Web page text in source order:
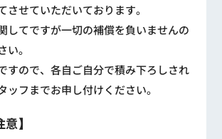
させていただいております。
してですが一切の補償を負いませんの
い。
すので、各自ご自分で積み下ろしされ
ッフまでお申し付けください。
】